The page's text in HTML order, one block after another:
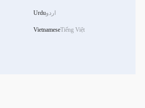
Urduاردو
VietnameseTiếng Việt